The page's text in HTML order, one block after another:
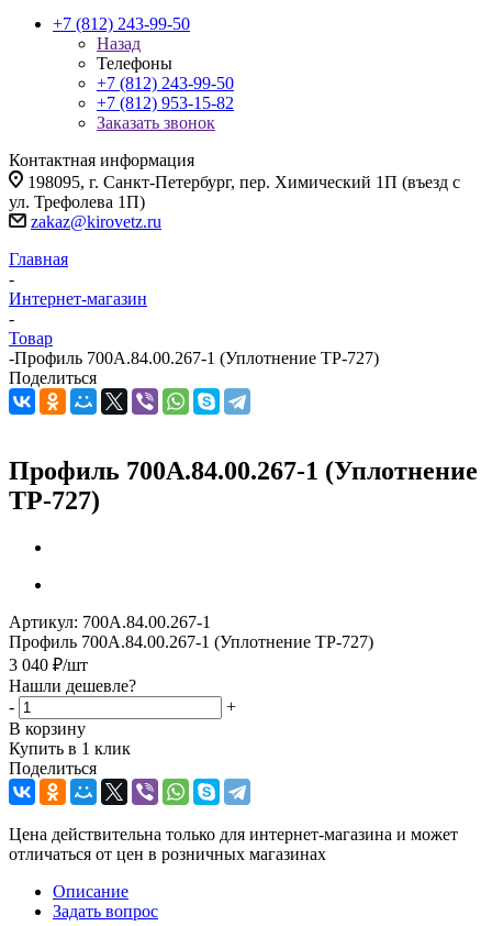
+7 (812) 243-99-50
Назад
Телефоны
+7 (812) 243-99-50
+7 (812) 953-15-82
Заказать звонок
Контактная информация
198095, г. Санкт-Петербург, пер. Химический 1П (въезд с
ул. Трефолева 1П)
zakaz@kirovetz.ru
Главная
-
Интернет-магазин
-
Товар
-Профиль 700А.84.00.267-1 (Уплотнение ТР-727)
Поделиться
Профиль 700А.84.00.267-1 (Уплотнение
ТР-727)
Артикул: 700А.84.00.267-1
Профиль 700А.84.00.267-1 (Уплотнение ТР-727)
3 040 ₽/шт
Нашли дешевле?
-
+
В корзину
Купить в 1 клик
Поделиться
Цена действительна только для интернет-магазина и может
отличаться от цен в розничных магазинах
Описание
Задать вопрос